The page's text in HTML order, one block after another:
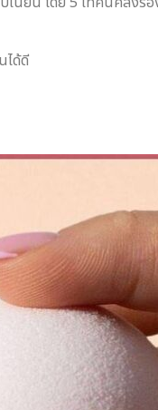
ได้ดี